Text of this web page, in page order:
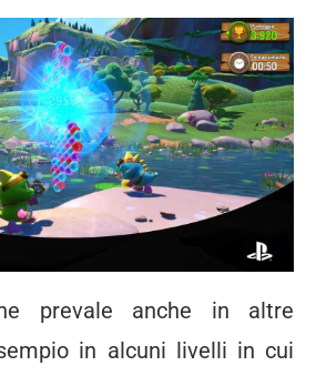
prevale anche in altre
in alcuni livelli in cui